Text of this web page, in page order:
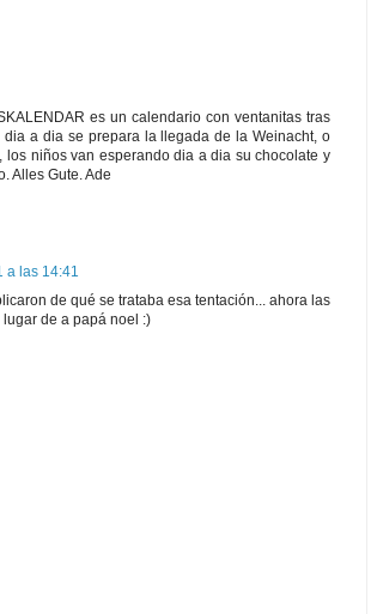
es un calendario con ventanitas tras
a dia se prepara la llegada de la Weinacht, o
niños van esperando dia a dia su chocolate y
Alles Gute. Ade
a las 14:41
de qué se trataba esa tentación... ahora las
de a papá noel :)